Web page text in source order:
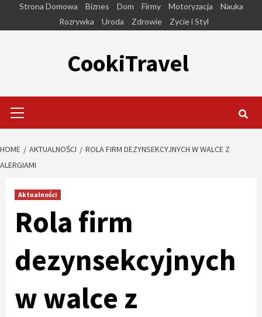
Strona Domowa Biznes Dom Firmy Motoryzacja
Nauka
Rozrywka
Uroda Zdrowie Zycie i Styl
CookiTravel
Menu
HOME AKTUALNOŚCI
ROLA FIRM DEZYNSEKCYJNYCH W WALCE Z
ALERGIAMI
Aktualności
Rola firm
dezynsekcyjnych
w walce z